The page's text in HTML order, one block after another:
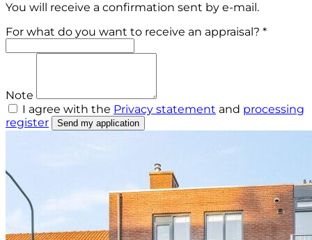
You will receive a confirmation sent by e-mail.
For what do you want to receive an appraisal? *
Note
I agree with the Privacy statement and processing
register
Send my application